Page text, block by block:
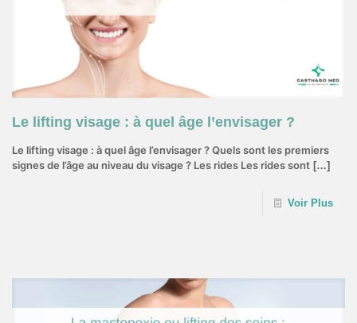
Le lifting visage : à quel âge l’envisager ?
Le lifting visage : à quel âge l’envisager ? Quels sont les premiers
signes de l’âge au niveau du visage ? Les rides Les rides sont […]
Voir Plus